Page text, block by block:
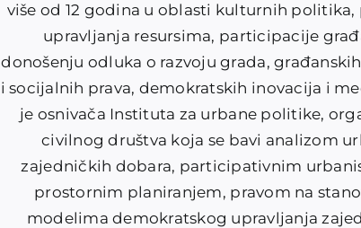
više od 12 godina u oblasti kulturnih politika,
upravljanja resursima, participacije
donošenju odluka o razvoju grada,
i socijalnih prava, demokratskih inovacija i
je osnivača Instituta za urbane politike,
civilnog društva koja se bavi analizom
zajedničkih dobara, participativnim
prostornim planiranjem, pravom na
modelima demokratskog upravljanja